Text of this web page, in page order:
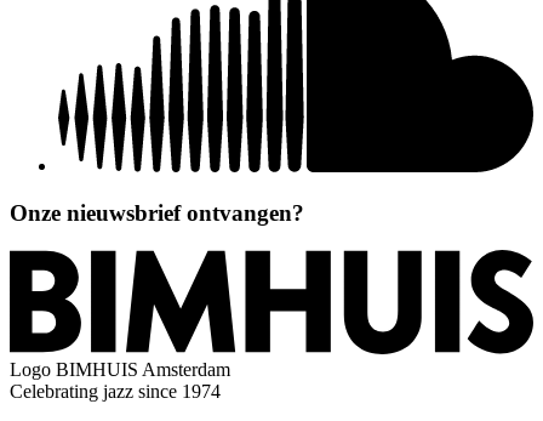
Onze nieuwsbrief ontvangen?
Logo BIMHUIS Amsterdam
Celebrating jazz since 1974